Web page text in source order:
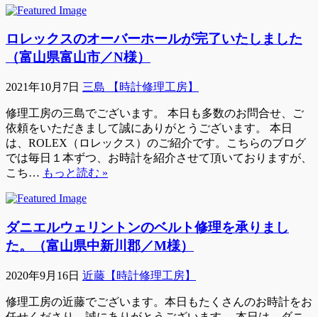
ロレックスのオーバーホールが完了いたしました
（富山県富山市／N様）
2021年10月7日 三島 【時計修理工房】
修理工房の三島でございます。 本日も多数のお問合せ、ご
依頼をいただきまして誠にありがとうございます。 本日
は、ROLEX（ロレックス）のご紹介です。こちらのブログ
では毎日１本ずつ、お時計を紹介させて頂いておりますが、
こち… もっと読む »
ダニエルウェリントンのベルト修理を承りまし
た。（富山県中新川郡／M様）
2020年9月16日 近藤【時計修理工房】
修理工房の近藤でございます。本日もたくさんのお時計をお